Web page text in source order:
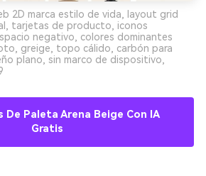
2D marca estilo de vida, layout grid
tarjetas de producto, iconos
negativo, colores dominantes
greige, topo cálido, carbón para
plano, sin marco de dispositivo,
De Paleta Arena Beige Con IA
Gratis